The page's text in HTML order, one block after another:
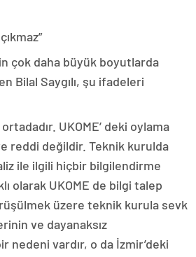
çok daha büyük boyutlarda
Bilal Saygılı, şu ifadeleri
UKOME’ deki oylama
reddi değildir. Teknik kurulda
ile ilgili hiçbir bilgilendirme
olarak UKOME de bilgi talep
üzere teknik kurula sevk
ve dayanaksız
nedeni vardır, o da İzmir’deki